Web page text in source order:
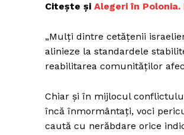
Citește și Alegeri în
„Mulţi dintre cetăţenii
alinieze la standardele
reabilitarea comunităţilor
Chiar şi în mijlocul
încă înmormântaţi, voci
caută cu nerăbdare orice